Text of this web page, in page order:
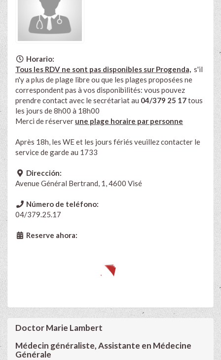
Horario:
Tous les RDV ne sont pas disponibles sur Progenda, s'il
n'y a plus de plage libre ou que les plages proposées ne
correspondent pas à vos disponibilités: vous pouvez
prendre contact avec le secrétariat au 04/379 25 17tous
les jours de 8h00 à 18h00
Merci de réserver une plage horaire par personne
Après 18h, les WE et les jours fériés veuillez contacter le
service de garde au 1733
Dirección:
Avenue Général Bertrand, 1, 4600 Visé
Número de teléfono:
04/379.25.17
Reserve ahora:
Doctor Marie Lambert
Médecin généraliste, Assistante en Médecine
Générale